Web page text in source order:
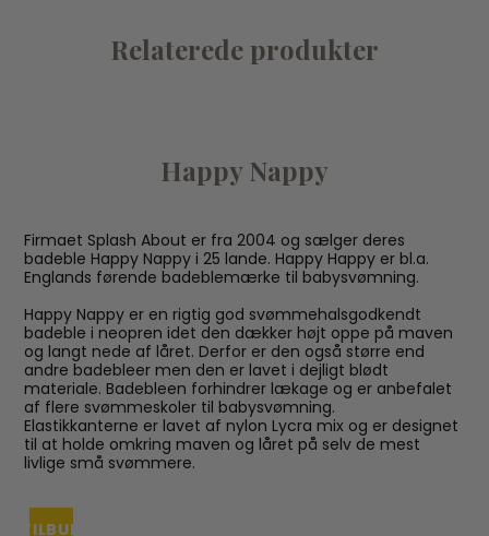
Relaterede produkter
Happy Nappy
Firmaet Splash About er fra 2004 og sælger deres
badeble Happy Nappy i 25 lande. Happy Happy er bl.a.
Englands førende badeblemærke til babysvømning.
Happy Nappy er en rigtig god svømmehalsgodkendt
badeble i neopren idet den dækker højt oppe på maven
og langt nede af låret. Derfor er den også større end
andre badebleer men den er lavet i dejligt blødt
materiale. Badebleen forhindrer lækage og er anbefalet
af flere svømmeskoler til babysvømning.
Elastikkanterne er lavet af nylon Lycra mix og er designet
til at holde omkring maven og låret på selv de mest
livlige små svømmere.
TILBUD